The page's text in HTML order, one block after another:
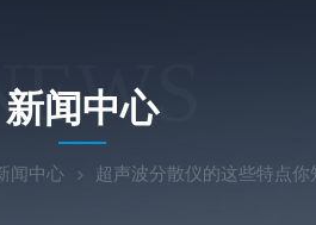
NEWS
新闻中心
闻中心 超声波分散仪的这些特点你